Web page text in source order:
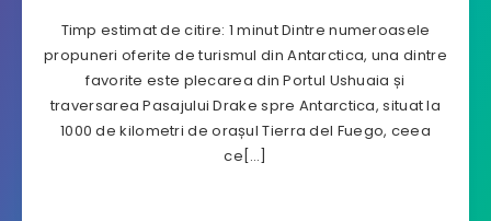
Timp estimat de citire: 1 minut Dintre numeroasele
propuneri oferite de turismul din Antarctica, una dintre
favorite este plecarea din Portul Ushuaia și
traversarea Pasajului Drake spre Antarctica, situat la
1000 de kilometri de orașul Tierra del Fuego, ceea
ce[…]